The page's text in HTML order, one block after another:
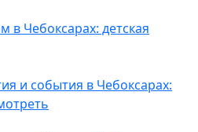
в Чебоксарах: детская
и события в Чебоксарах: